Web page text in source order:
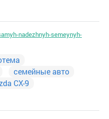
nadezhnyh-semeynyh-
семейные авто
CX-9